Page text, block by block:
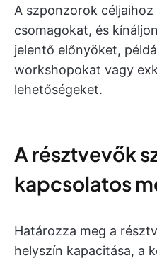
A szponzorok
csomagokat, és
jelentő előnyöket,
workshopokat vagy
lehetőségeket.
A résztvevők
kapcsolatos
Határozza meg a
helyszín kapacitása, a